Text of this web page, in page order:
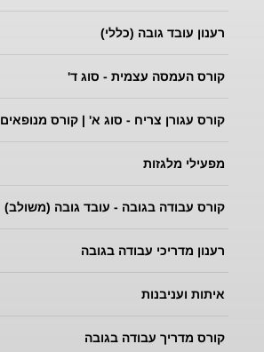
רענון עובד גובה (כללי)
קורס העמסה עצמית - סוג ד'
קורס עגורן צריח - סוג א' | קורס מנופאים
מפעילי מלגזות
קורס עבודה בגובה - עובד גובה (משולב)
רענון מדריכי עבודה בגובה
איתות ועניבנות
קורס מדריך עבודה בגובה